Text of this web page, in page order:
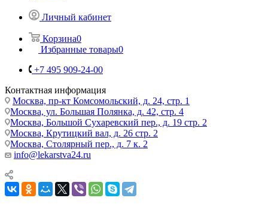
Личный кабинет
Корзина0
Избранные товары0
+7 495 909-24-00
Контактная информация
Москва, пр-кт Комсомольский, д. 24, стр. 1
Москва, ул. Большая Полянка, д. 42, стр. 4
Москва, Большой Сухаревский пер., д. 19 стр. 2
Москва, Крутицкий вал, д. 26 стр. 2
Москва, Столярный пер., д. 7 к. 2
info@lekarstva24.ru